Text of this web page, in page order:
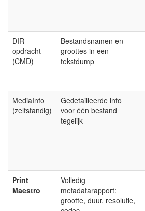
DIR-
opdracht
(CMD)
Bestandsnamen en
groottes in een
tekstdump
MediaInfo
(zelfstandig)
Gedetailleerde info
voor één bestand
tegelijk
Print
Maestro
Volledig
metadatarapport:
grootte, duur, resolutie,